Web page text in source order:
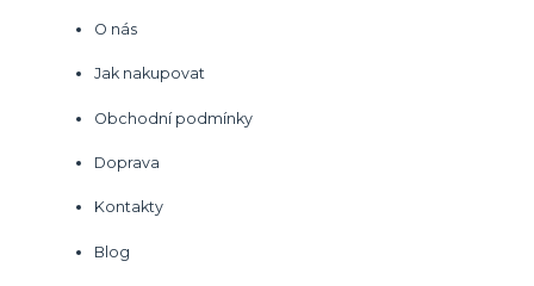
O nás
Jak nakupovat
Obchodní podmínky
Doprava
Kontakty
Blog